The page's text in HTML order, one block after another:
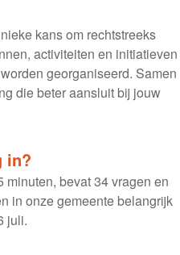
kans om rechtstreeks
activiteiten en initiatieven
georganiseerd. Samen
die beter aansluit bij jouw
in?
bevat 34 vragen en
in onze gemeente belangrijk
juli.